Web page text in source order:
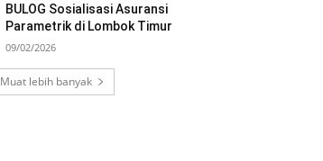
BULOG Sosialisasi Asuransi
Parametrik di Lombok Timur
09/02/2026
Muat lebih banyak